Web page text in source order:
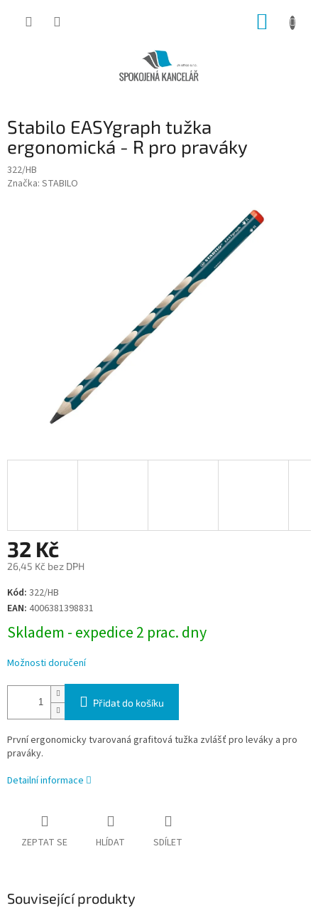
Stabilo EASYgraph tužka
ergonomická - R pro praváky
322/HB
Značka: STABILO
32 Kč
26,45 Kč bez DPH
Měrná
cena:
Kód: 322/HB
EAN: 4006381398831
Skladem - expedice 2 prac. dny
Možnosti doručení
Přidat do košíku
První ergonomicky tvarovaná grafitová tužka zvlášť pro leváky a pro
praváky.
Detailní informace
ZEPTAT SE HLÍDAT SDÍLET
Související produkty